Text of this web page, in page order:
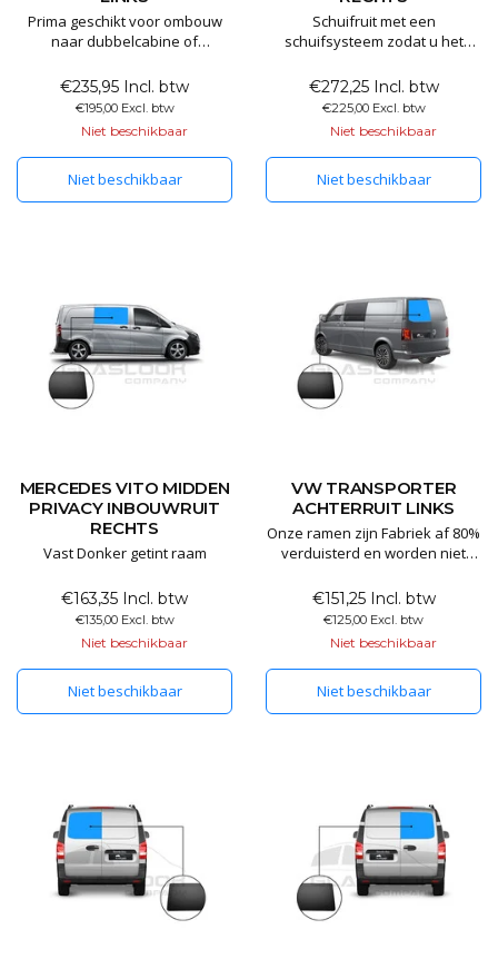
Prima geschikt voor ombouw
naar dubbelcabine of
privacyglasafmetingen:
1400x670mm passend voor de
L2 L3 L4
Al onze ramen zijn voorzien
van E keurmerk en worden
geproduceerd in de EU
€235,95 Incl. btw
€195,00 Excl. btw
Niet beschikbaar
Niet beschikbaar
Schuifruit met een
schuifsysteem zodat u het
zijn perfect van pasvorm en
gemaakt van 80% donkerglas
deze hoeven dus niet
geblindeerd te worden .
€272,25 Incl. btw
€225,00 Excl. btw
Niet beschikbaar
Niet beschikbaar
MERCEDES VITO MIDDEN
PRIVACY INBOUWRUIT
RECHTS
Vast Donker getint raam
€163,35 Incl. btw
€135,00 Excl. btw
Niet beschikbaar
Niet beschikbaar
VW TRANSPORTER
ACHTERRUIT LINKS
Onze ramen zijn Fabriek af 80%
verduisterd en worden niet
ramen zijn voorzien van E
keurmerk en worden
geproduceerd in de EU.
€151,25 Incl. btw
€125,00 Excl. btw
Niet beschikbaar
Niet beschikbaar